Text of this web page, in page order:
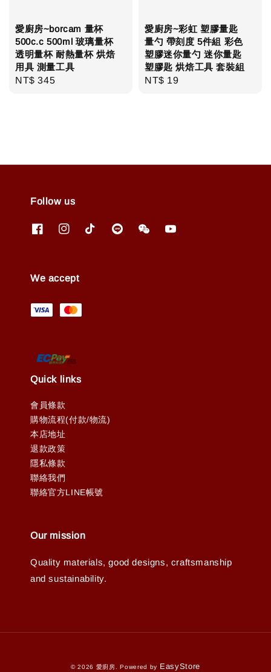
愛廚房~borcam 量杯
500c.c 500ml 玻璃量杯
透明量杯 耐熱量杯 烘焙
用具 測量工具
Regular
NT$ 345
愛廚房~彩虹 塑膠量匙
量勺 帶刻度 5件組 彩色
塑膠迷你量勺 迷你量匙
塑膠匙 烘焙工具 套裝組
Regular
NT$ 19
Follow us
We accept
Quick links
會員條款
購物流程(付款/物流)
本店地址
退款政策
隱私條款
聯絡我們
聯絡官方LINE帳號
Our mission
Quality materials, good designs, craftsmanship
and sustainability.
© 2026 愛廚房. Powered by EasyStore